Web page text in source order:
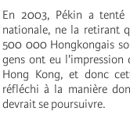
En 2003, Pékin a
nationale, ne la retirant
500 000 Hongkongais
gens ont eu l'impression
Hong Kong, et donc
réfléchi à la manière
devrait se poursuivre.